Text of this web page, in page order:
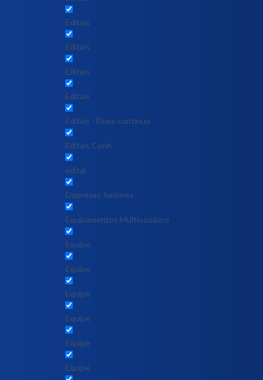
Editais
Editais
Editais
Editais
Editais - Fluxo contínuo
Editais Corin
edital
Empresas Juniores
Equipamentos Multiusuários
Equipe
Equipe
Equipe
Equipe
Equipe
Equipe